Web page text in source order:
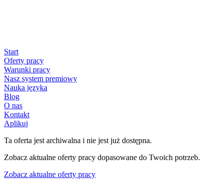
Start
Oferty pracy
Warunki pracy
Nasz system premiowy
Nauka języka
Blog
O nas
Kontakt
Aplikuj
Ta oferta jest archiwalna i nie jest już dostępna.
Zobacz aktualne oferty pracy dopasowane do Twoich potrzeb.
Zobacz aktualne oferty pracy